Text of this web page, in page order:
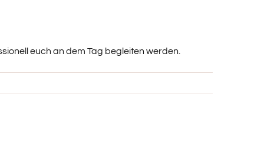
euch an dem Tag begleiten werden.